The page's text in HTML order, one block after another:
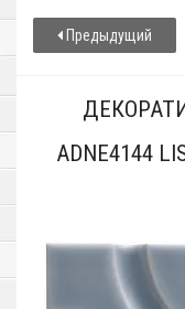
Предыдущий
ADNE4144